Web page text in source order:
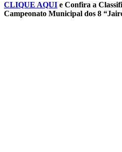
CLIQUE AQUI e Confira a
Campeonato Municipal dos 8